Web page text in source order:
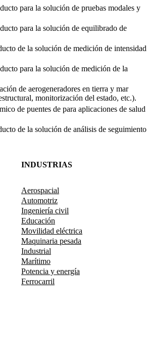
para la solución de pruebas modales y
para la solución de equilibrado de
de la solución de medición de intensidad
para la solución de medición de la
de aerogeneradores en tierra y mar
monitorización del estado, etc.).
de puentes de para aplicaciones de salud
de la solución de análisis de seguimiento
INDUSTRIAS
Aerospacial
Automotriz
Ingeniería civil
Educación
Movilidad eléctrica
Maquinaria pesada
Industrial
Marítimo
Potencia y energía
Ferrocarril